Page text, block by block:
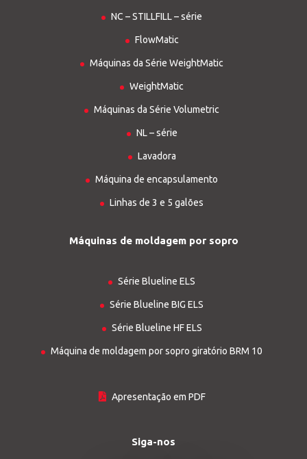
NC – STILLFILL – série
FlowMatic
Máquinas da Série WeightMatic
WeightMatic
Máquinas da Série Volumetric
NL – série
Lavadora
Máquina de encapsulamento
Linhas de 3 e 5 galões
Máquinas de moldagem por sopro
Série Blueline ELS
Série Blueline BIG ELS
Série Blueline HF ELS
Máquina de moldagem por sopro giratório BRM 10
Apresentação em PDF
Siga-nos